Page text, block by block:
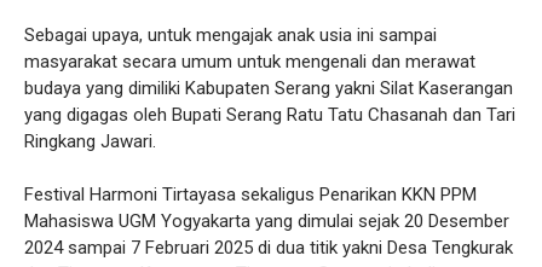
Sebagai upaya, untuk mengajak anak usia ini sampai
masyarakat secara umum untuk mengenali dan merawat
budaya yang dimiliki Kabupaten Serang yakni Silat Kaserangan
yang digagas oleh Bupati Serang Ratu Tatu Chasanah dan Tari
Ringkang Jawari.
Festival Harmoni Tirtayasa sekaligus Penarikan KKN PPM
Mahasiswa UGM Yogyakarta yang dimulai sejak 20 Desember
2024 sampai 7 Februari 2025 di dua titik yakni Desa Tengkurak